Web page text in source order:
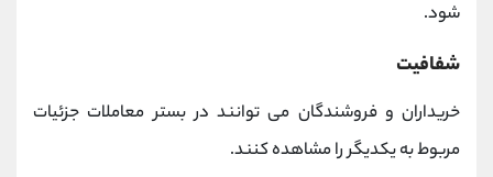
شود.
شفافیت
خریداران و فروشندگان می توانند در بستر معاملات جزئیات
مربوط به یکدیگر را مشاهده کنند.